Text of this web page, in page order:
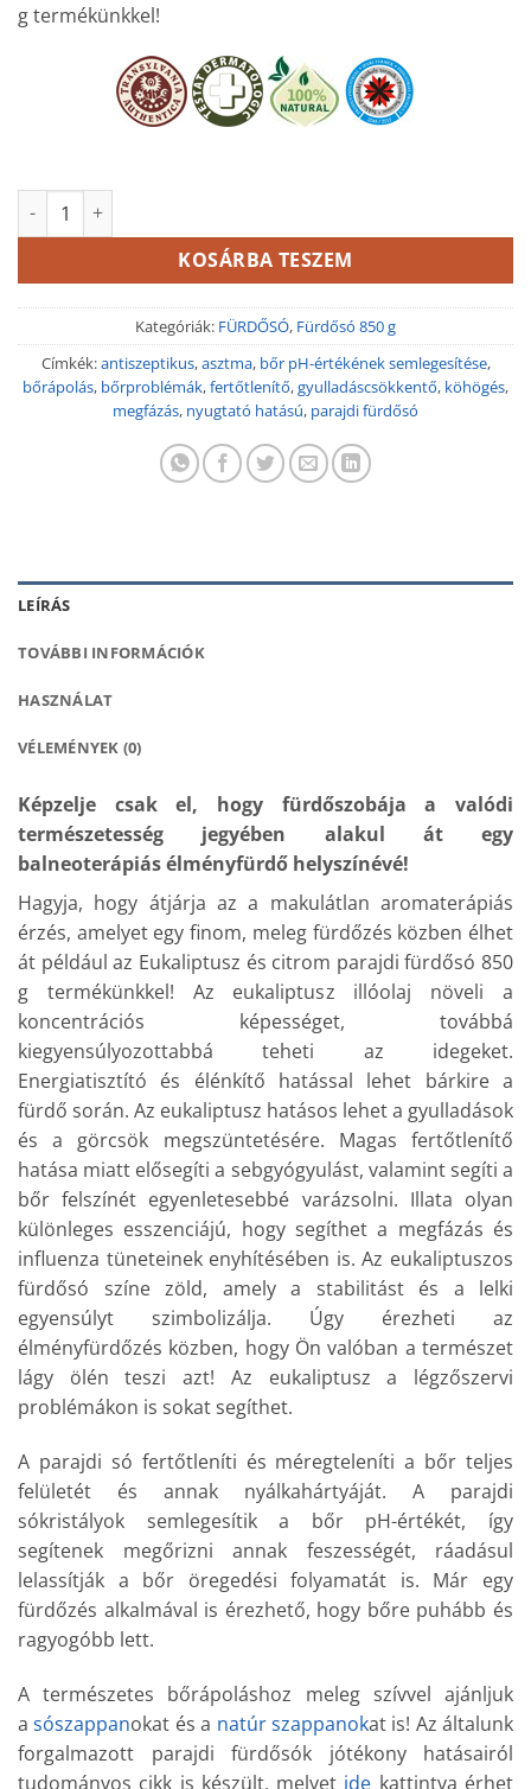
g termékünkkel!
Eukaliptusz és citrom parajdi fürdősó 850 g mennyiség
KOSÁRBA TESZEM
Kategóriák: FÜRDŐSÓ, Fürdősó 850 g
Címkék:antiszeptikus,asztma, bőr pH-értékének semlegesítése,
bőrápolás, bőrproblémák,fertőtlenítő,gyulladáscsökkentő, köhögés,
megfázás, nyugtató hatású, parajdi fürdősó
LEÍRÁS
TOVÁBBI INFORMÁCIÓK
HASZNÁLAT
VÉLEMÉNYEK (0)
Képzelje csak el, hogy fürdőszobája a valódi
természetesség jegyében alakul át egy
balneoterápiás élményfürdő helyszínévé!
Hagyja, hogy átjárja az a makulátlan aromaterápiás
érzés, amelyet egy finom, meleg fürdőzés közben élhet
át például az Eukaliptusz és citrom parajdi fürdősó 850
g termékünkkel! Az eukaliptusz illóolaj növeli a
koncentrációs képességet, továbbá
kiegyensúlyozottabbá teheti az idegeket.
Energiatisztító és élénkítő hatással lehet bárkire a
fürdő során. Az eukaliptusz hatásos lehet a gyulladások
és a görcsök megszüntetésére. Magas fertőtlenítő
hatása miatt elősegíti a sebgyógyulást, valamint segíti a
bőr felszínét egyenletesebbé varázsolni. Illata olyan
különleges esszenciájú, hogy segíthet a megfázás és
influenza tüneteinek enyhítésében is. Az eukaliptuszos
fürdősó színe zöld, amely a stabilitást és a lelki
egyensúlyt szimbolizálja. Úgy érezheti az
élményfürdőzés közben, hogy Ön valóban a természet
lágy ölén teszi azt! Az eukaliptusz a légzőszervi
problémákon is sokat segíthet.
A parajdi só fertőtleníti és méregteleníti a bőr teljes
felületét és annak nyálkahártyáját. A parajdi
sókristályok semlegesítik a bőr pH-értékét, így
segítenek megőrizni annak feszességét, ráadásul
lelassítják a bőr öregedési folyamatát is. Már egy
fürdőzés alkalmával is érezhető, hogy bőre puhább és
ragyogóbb lett.
A természetes bőrápoláshoz meleg szívvel ajánljuk
asószappanokat és a natúr szappanokat is! Az általunk
forgalmazott parajdi fürdősók jótékony hatásairól
tudományos cikk is készült, melyet ide kattintva érhet